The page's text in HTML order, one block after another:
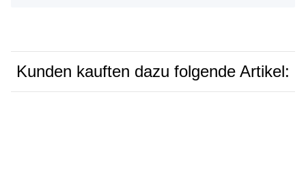
Kunden kauften dazu folgende Artikel: